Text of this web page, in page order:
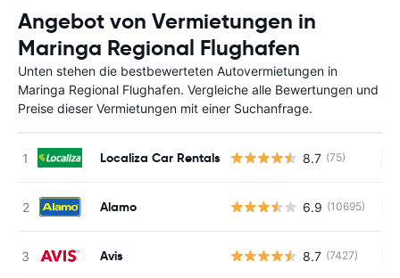
Angebot von Vermietungen in
Maringa Regional Flughafen
Unten stehen die bestbewerteten Autovermietungen in
Maringa Regional Flughafen. Vergleiche alle Bewertungen und
Preise dieser Vermietungen mit einer Suchanfrage.
Localiza Car Rentals 8.7 (75)
Alamo 6.9 (10695)
Avis 8.7 (7427)